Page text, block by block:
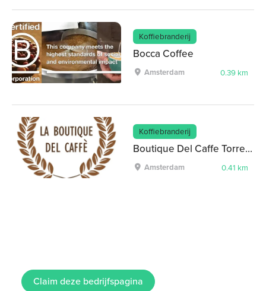
Koffiebranderij
Bocca Coffee
Amsterdam 0.39 km
Koffiebranderij
Boutique Del Caffe Torrefazione.
Amsterdam 0.41 km
Claim deze bedrijfspagina